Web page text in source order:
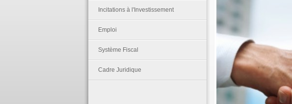
Incitations à l'Investissement
Emploi
Système Fiscal
Cadre Juridique